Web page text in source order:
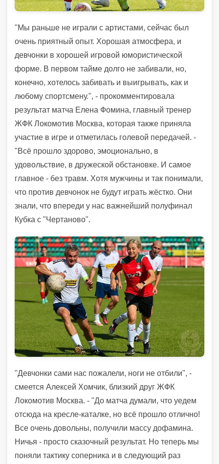
"Мы раньше не играли с артистами, сейчас был
очень приятный опыт. Хорошая атмосфера, и
девчонки в хорошей игровой юмористической
форме. В первом тайме долго не забивали, но,
конечно, хотелось забивать и выигрывать, как и
любому спортсмену.", - прокомментировала
результат матча Елена Фомина, главный тренер
ЖФК Локомотив Москва, которая также приняла
участие в игре и отметилась голевой передачей. -
"Всё прошло здорово, эмоционально, в
удовольствие, в дружеской обстановке. И самое
главное - без травм. Хотя мужчины и так понимали,
что против девчонок не будут играть жёстко. Они
знали, что впереди у нас важнейший полуфинал
Кубка с "Чертаново".
"Девчонки сами нас пожалели, ноги не отбили", -
смеется Алексей Хомчик, близкий друг ЖФК
Локомотив Москва. - "До матча думали, что уедем
отсюда на кресле-каталке, но всё прошло отлично!
Все очень довольны, получили массу дофамина.
Ничья - просто сказочный результат. Но теперь мы
поняли тактику соперника и в следующий раз